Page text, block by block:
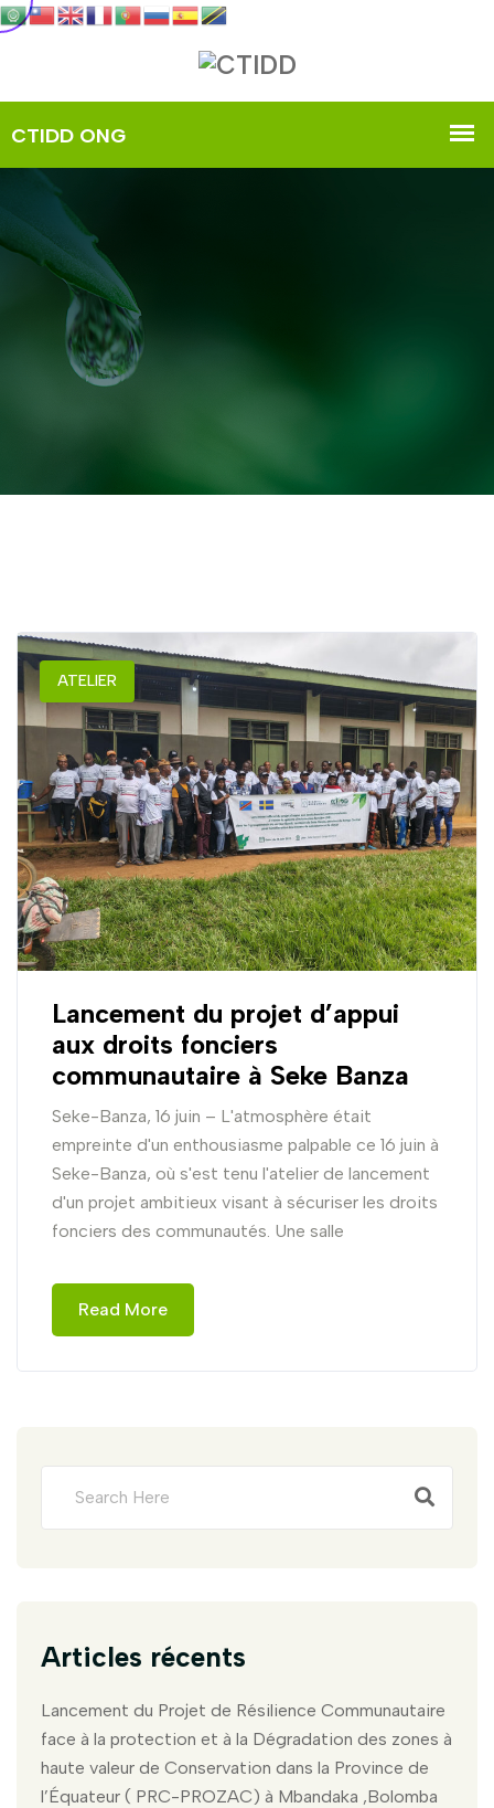
ATELIER
Lancement du projet d’appui
aux droits fonciers
communautaire à Seke Banza
Seke-Banza, 16 juin – L'atmosphère était
empreinte d'un enthousiasme palpable ce 16 juin à
Seke-Banza, où s'est tenu l'atelier de lancement
d'un projet ambitieux visant à sécuriser les droits
fonciers des communautés. Une salle
Read More
Articles récents
Lancement du Projet de Résilience Communautaire
face à la protection et à la Dégradation des zones à
haute valeur de Conservation dans la Province de
l’Équateur ( PRC-PROZAC) à Mbandaka ,Bolomba